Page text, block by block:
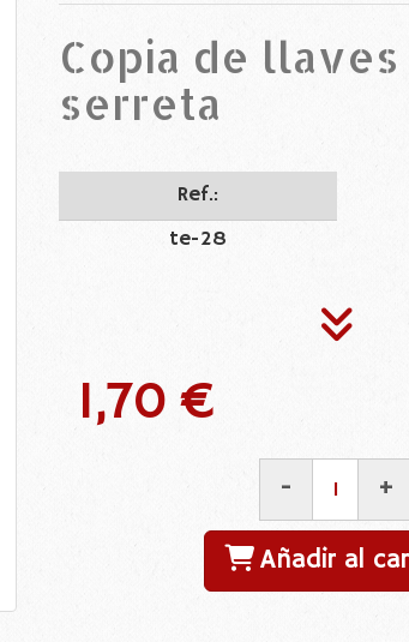
Copia de
serreta
Ref.:
te-28
1,70 €
- +
Añadir al